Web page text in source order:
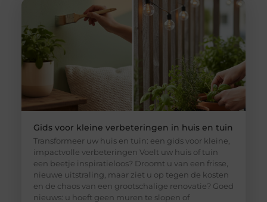
Gids voor kleine verbeteringen in huis en tuin
Transformeer uw huis en tuin: een gids voor kleine,
impactvolle verbeteringen Voelt uw huis of tuin
een beetje inspiratieloos? Droomt u van een frisse,
nieuwe uitstraling, maar ziet u op tegen de kosten
en de chaos van een grootschalige renovatie? Goed
nieuws: u hoeft geen muren te slopen of